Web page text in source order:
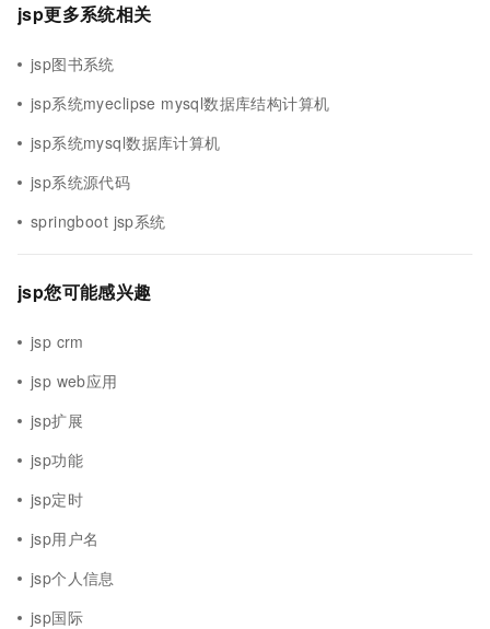
jsp更多系统相关
jsp图书系统
jsp系统myeclipse mysql数据库结构计算机
jsp系统mysql数据库计算机
jsp系统源代码
springboot jsp系统
jsp您可能感兴趣
jsp crm
jsp web应用
jsp扩展
jsp功能
jsp定时
jsp用户名
jsp个人信息
jsp国际